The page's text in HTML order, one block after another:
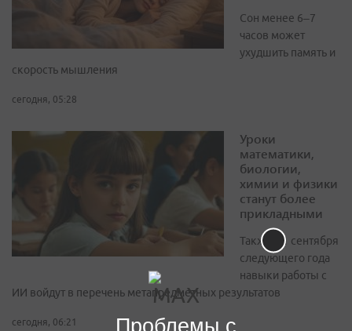
Сон менее 6–7
часов может
ухудшить память и
скорость мышления
сегодня, 05:28
Уроки
математики,
биологии,
химии и физики
станут более
прикладными
Также с 1 сентября
следующего года
навыки работы с
ИИ войдут в перечень метапредметных результатов
сегодня, 06:21 Проблемы с